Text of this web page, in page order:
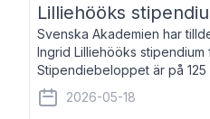
Lilliehööks
Svenska Akademien har
Ingrid Lilliehööks stipendium
Stipendiebeloppet är på
född 1979, är
Söderslättsgymnasiet i
2026-05-18